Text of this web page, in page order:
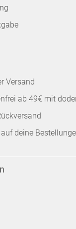
Versand
ab 49€ mit
deine